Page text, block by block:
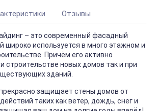
Отзывы
– это современный фасадный
широко используется в много этажном и
Причём его активно
строительстве новых домов так и при
зданий.
защищает стены домов от
таких как ветер, дождь, снег и